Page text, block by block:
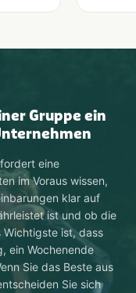
Gruppe ein
eine
im Voraus wissen,
klar auf
ist und ob die
Wichtigste ist, dass
ein Wochenende
Sie das Beste aus
Sie sich